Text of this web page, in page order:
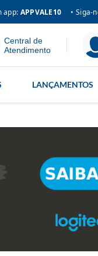
app: APPVALE10 • Siga-
Central de
Atendimento
LANÇAMENTOS